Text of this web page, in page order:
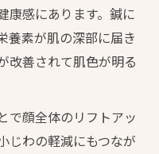
康感にあります。鍼に
養素が肌の深部に届き
改善されて肌色が明る
で顔全体のリフトアッ
じわの軽減にもつなが